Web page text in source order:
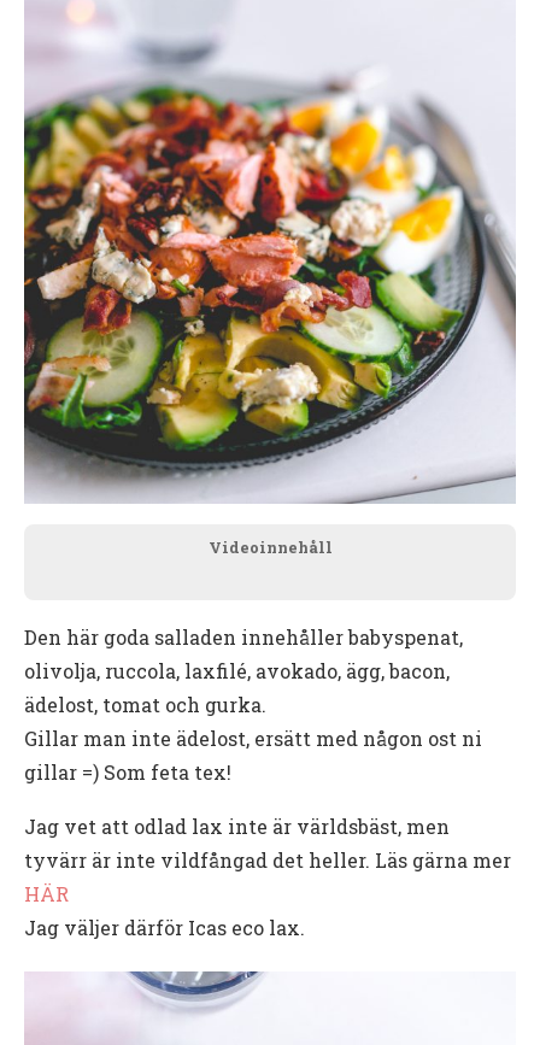
Videoinnehåll
Den här goda salladen innehåller babyspenat,
olivolja, ruccola, laxfilé, avokado, ägg, bacon,
ädelost, tomat och gurka.
Gillar man inte ädelost, ersätt med någon ost ni
gillar =) Som feta tex!
Jag vet att odlad lax inte är världsbäst, men
tyvärr är inte vildfångad det heller. Läs gärna mer
HÄR
Jag väljer därför Icas eco lax.